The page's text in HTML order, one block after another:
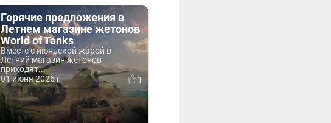
Горячие предложения в
Летнем магазине жетонов
World of Tanks
Вместе с июньской жарой в
Летний магазин жетонов
приходят...
01 июня 2025 г.
1